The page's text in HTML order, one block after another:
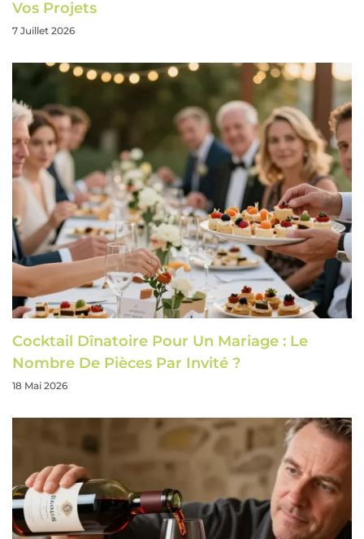
Vos Projets
7 Juillet 2026
Cocktail Dînatoire Pour Un Mariage : Le
Nombre De Pièces Par Invité ?
18 Mai 2026